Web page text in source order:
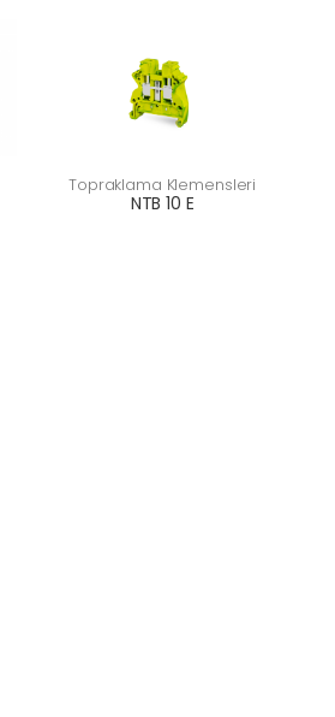
Topraklama Klemensleri
NTB 10 E